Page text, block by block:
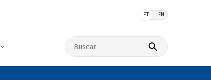
PT EN
Buscar no site